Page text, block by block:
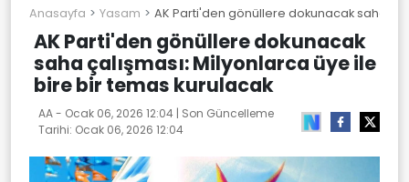
Anasayfa Yasam AK Parti'den gönüllere dokunacak saha
AK Parti'den gönüllere dokunacak
saha çalışması: Milyonlarca üye ile
bire bir temas kurulacak
AA - Ocak 06, 2026 12:04 | Son Güncelleme
Tarihi: Ocak 06, 2026 12:04